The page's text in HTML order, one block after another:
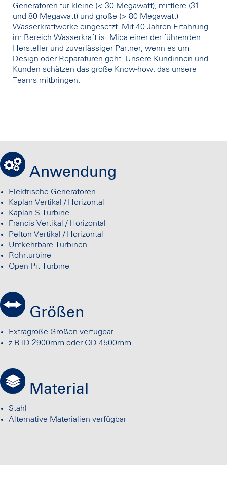
Generatoren für kleine (< 30 Megawatt), mittlere (31
und 80 Megawatt) und große (> 80 Megawatt)
Wasserkraftwerke eingesetzt. Mit 40 Jahren Erfahrung
im Bereich Wasserkraft ist Miba einer der führenden
Hersteller und zuverlässiger Partner, wenn es um
Design oder Reparaturen geht. Unsere Kundinnen und
Kunden schätzen das große Know-how, das unsere
Teams mitbringen.
Anwendung
Elektrische Generatoren
Kaplan Vertikal / Horizontal
Kaplan-S-Turbine
Francis Vertikal / Horizontal
Pelton Vertikal / Horizontal
Umkehrbare Turbinen
Rohrturbine
Open Pit Turbine
Größen
Extragroße Größen verfügbar
z.B.ID 2900mm oder OD 4500mm
Material
Stahl
Alternative Materialien verfügbar